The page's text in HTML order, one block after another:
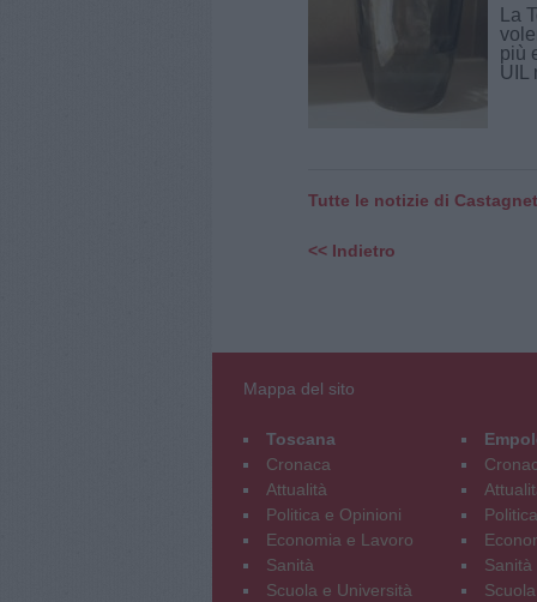
La
più
UIL
Tutte le notizie di
<< Indietro
Mappa del sito
Toscana
Cronaca
Attualità
Politica e Opinioni
Economia e Lavoro
Sanità
Scuola e Università
Sanità